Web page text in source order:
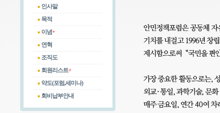
인사말
목적
이념+
연혁
조직도
회원리스트+
약도(포럼,세미나)
회비납부안내